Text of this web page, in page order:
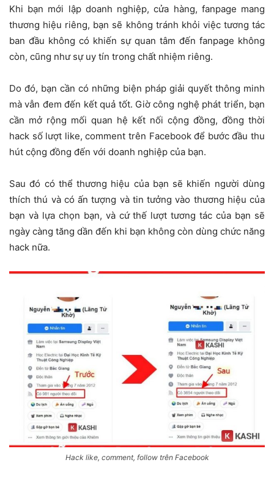
Khi bạn mới lập doanh nghiệp, cửa hàng, fanpage mang
thương hiệu riêng, bạn sẽ không tránh khỏi việc tương tác
ban đầu không có khiến sự quan tâm đến fanpage không
còn, cũng như sự uy tín trong chất nhiệm riêng.
Do đó, bạn cần có những biện pháp giải quyết thông minh
mà vẫn đem đến kết quả tốt. Giờ công nghệ phát triển, bạn
cần mở rộng mối quan hệ kết nối cộng đồng, đồng thời
hack số lượt like, comment trên Facebook để bước đầu thu
hút cộng đồng đến với doanh nghiệp của bạn.
Sau đó có thể thương hiệu của bạn sẽ khiến người dùng
thích thú và có ấn tượng và tin tưởng vào thương hiệu của
bạn và lựa chọn bạn, và cứ thế lượt tương tác của bạn sẽ
ngày càng tăng dần đến khi bạn không còn dùng chức năng
hack nữa.
Hack like, comment, follow trên Facebook